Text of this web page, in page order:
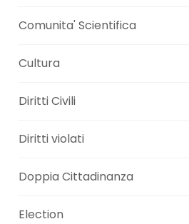
Comunita' Scientifica
Cultura
Diritti Civili
Diritti violati
Doppia Cittadinanza
Election